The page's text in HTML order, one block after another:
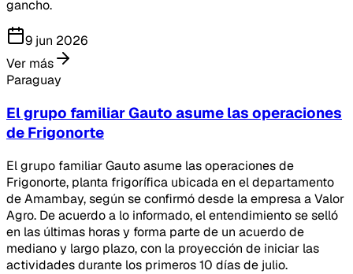
gancho.
9 jun 2026
Ver más
Paraguay
El grupo familiar Gauto asume las operaciones
de Frigonorte
El grupo familiar Gauto asume las operaciones de
Frigonorte, planta frigorífica ubicada en el departamento
de Amambay, según se confirmó desde la empresa a Valor
Agro. De acuerdo a lo informado, el entendimiento se selló
en las últimas horas y forma parte de un acuerdo de
mediano y largo plazo, con la proyección de iniciar las
actividades durante los primeros 10 días de julio.